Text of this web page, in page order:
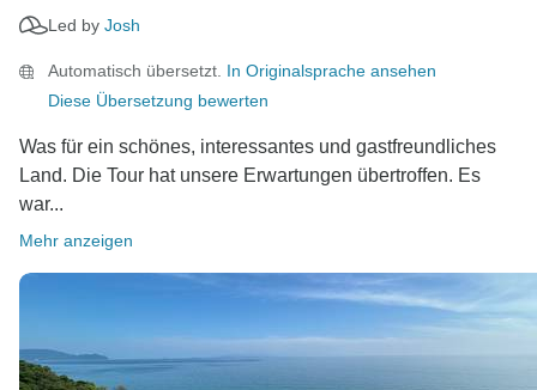
Led by Josh
Automatisch übersetzt. In Originalsprache ansehen
Diese Übersetzung bewerten
Was für ein schönes, interessantes und gastfreundliches
Land. Die Tour hat unsere Erwartungen übertroffen. Es
war...
Mehr anzeigen